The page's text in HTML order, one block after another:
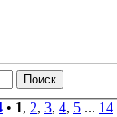
• 1, 2, 3, 4, 5 ... 14